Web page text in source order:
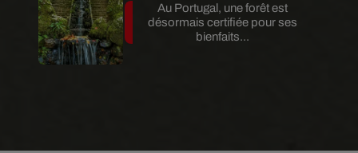
Au Portugal, une forêt est
désormais certifiée pour ses
bienfaits...